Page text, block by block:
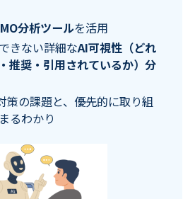
分析ツールを活用
きない詳細なAI可視性（どれ
推奨・引用されているか）分
策の課題と、優先的に取り組
るわかり